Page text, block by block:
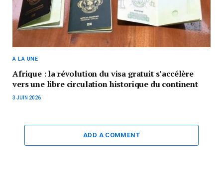
A LA UNE
Afrique : la révolution du visa gratuit s’accélère
vers une libre circulation historique du continent
3 JUIN 2026
ADD A COMMENT